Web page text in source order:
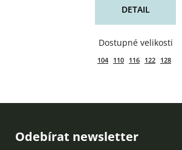
DETAIL
104 110 116 122 128
Zápatí
Odebírat newsletter